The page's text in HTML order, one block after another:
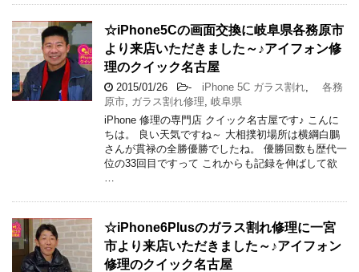
☆iPhone5Cの画面交換に岐阜県各務原市
より来店いただきました～♪アイフォン修
理のクイック名古屋
2015/01/26 - iPhone 5C ガラス割れ
各務
原市 ガラス割れ修理 岐阜県
iPhone 修理の専門店 クイック名古屋です♪ こんに
ちは。 良い天気ですね～ 大相撲初場所は横綱白鵬
さんが貫禄の全勝優勝でしたね。 優勝回数も歴代一
位の33回目ですって これからも記録を伸ばして欲
☆iPhone6Plusのガラス割れ修理に一宮
市より来店いただきました～♪アイフォン
修理のクイック名古屋